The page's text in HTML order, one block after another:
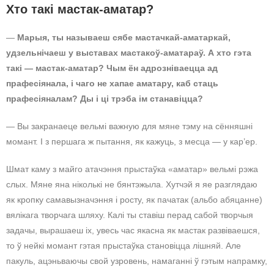
Хто такі мастак-аматар?
— Марыя, ты называеш сябе мастачкай-аматаркай,
удзельнічаеш у выставах мастакоў-аматараў. А хто гэта
такі — мастак-аматар? Чым ён адрозніваецца ад
прафесіянала, і чаго не хапае аматару, каб стаць
прафесіяналам? Ды і ці трэба ім станавіцца?
— Вы закранаеце вельмі важную для мяне тэму на сённяшні
момант. І з першага ж пытання, як кажуць, з месца — у кар’ер.
Шмат каму з майго атачэння прыстаўка «аматар» вельмі рэжа
слых. Мяне яна ніколькі не бянтэжыла. Хутчэй я яе разглядаю
як кропку самавызначэння і росту, як пачатак (альбо абяцанне)
вялікага творчага шляху. Калі ты ставіш перад сабой творчыя
задачы, вырашаеш іх, увесь час якасна як мастак развіваешся,
то ў нейкі момант гэтая прыстаўка становіцца лішняй. Але
пакуль, ацэньваючы свой узровень, намаганні ў гэтым напрамку,